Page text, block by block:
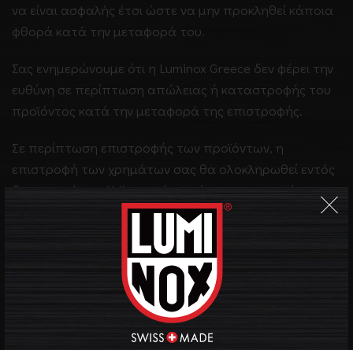
να είναι ασφαλής έτσι ώστε να μην προκληθεί κάποια
φθορά κατά την μεταφορά του.
Σας ενημερώνουμε ότι η Luminox Greece δεν φέρει την
ευθύνη σε περίπτωση απώλειας ή καταστροφής του
προϊόντος κατά την μεταφορά της επιστροφής.
Σε περίπτωση επιστροφής των προϊόντων, η
επιστροφή των χρημάτων σας θα ολοκληρωθεί εντός
δεκατεσσάρων (14) ημερών από την ημερομηνία
παραλαβής των προϊόντων. Σας ενημερώνουμε ότι η
Luminox Greece δεν φέρει καμία ευθύνη για τυχόν
βλάβες και φθορές των προϊόντων μετά την χρήση
τους και σε καμιά περίπτωση δεν υποχρεούται σε
αντικατάσταση. Για την αντικατάσταση και
οποιαδήποτε μορφής επισκευή προϊόντων τα έξοδα
αποστολής επιβαρύνουν τους πελάτες μας. Για κάθε